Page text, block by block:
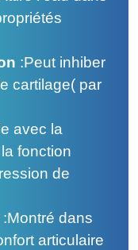
:Peut inhiber
cartilage( par
avec la
fonction
de
:Montré dans
articulaire